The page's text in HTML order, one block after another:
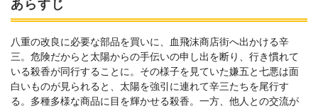
あらすじ
八重の改良に必要な部品を買いに、血飛沫商店街へ出かける辛
三。危険だからと太陽からの手伝いの申し出を断り、行き慣れて
いる殺香が同行することに。その様子を見ていた嫌五と七悪は面
白いものが見られると、太陽を強引に連れて辛三たちを尾行す
る。多種多様な商品に目を輝かせる殺香。一方、他人との交流が